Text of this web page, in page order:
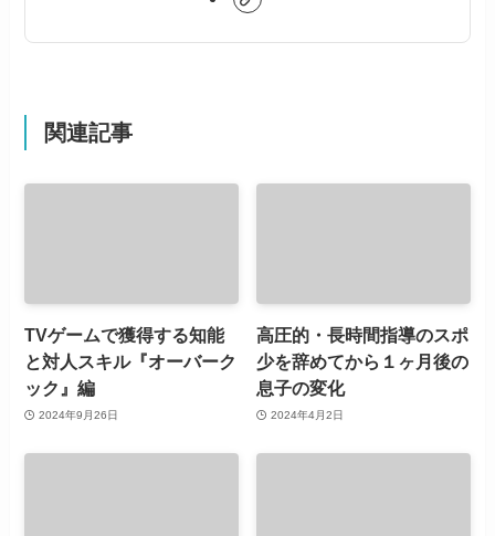
関連記事
TVゲームで獲得する知能
と対人スキル『オーバーク
ック』編
2024年9月26日
高圧的・長時間指導のスポ
少を辞めてから１ヶ月後の
息子の変化
2024年4月2日